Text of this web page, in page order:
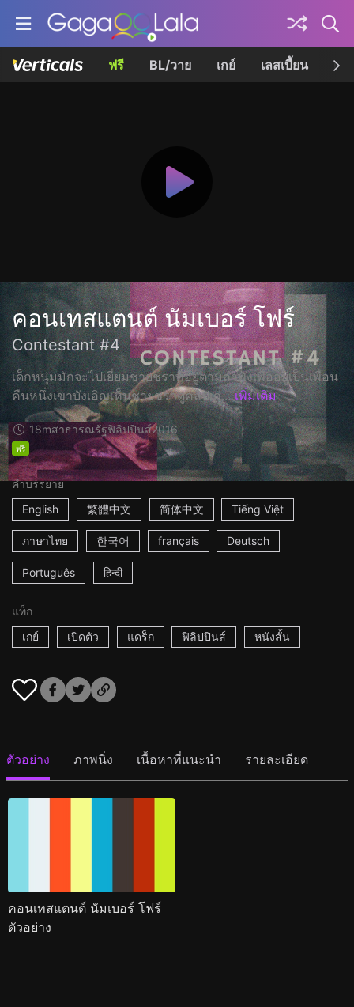
ฟรี BL/วาย เกย์ เลสเบี้ยน เค
คอนเทสแตนต์ นัมเบอร์ โฟร์
Contestant #4
เด็กหนุ่มมักจะไปเยี่ยมชายชราที่อยู่ตามลำพังเพื่ออยู่เป็นเพื่อน
คืนหนึ่งเขาบังเอิญเห็นชายชราดูคลิปเก่... เพิ่มเติม
18mสาธารณรัฐฟิลิปปินส์2016
ฟรี
คำบรรยาย
English
繁體中文 简体中文 Tiếng Việt
ภาษาไทย 한국어 français Deutsch
Português हिन्दी
แท็ก
เกย์
เปิดตัว แดร็ก ฟิลิปปินส์ หนังสั้น
ตัวอย่าง ภาพนิ่ง เนื้อหาที่แนะนำ รายละเอียด
คอนเทสแตนต์ นัมเบอร์ โฟร์
ตัวอย่าง